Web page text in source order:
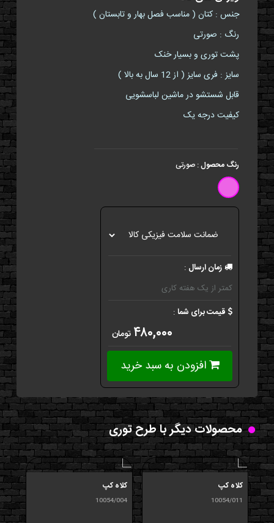
جنس : کتان ( مناسب فصل بهار و تابستان )
رنگ : صورتی
پشت توری و بسیار خنک
سایز : فری سایز ( از 12 سال به بالا )
قابل شستشو در ماشین لباسشویی
کیفیت درجه یک
رنگ محصول: صورتی
زمان ارسال :
کمتر از یک هفته کاری
قیمت برای شما:
۴۸۰,۰۰۰ تومان
افزودن به سبد خرید
محصولات دیگر با طرح توری
کلاه کپ
10054/011
کلاه کپ
10054/004